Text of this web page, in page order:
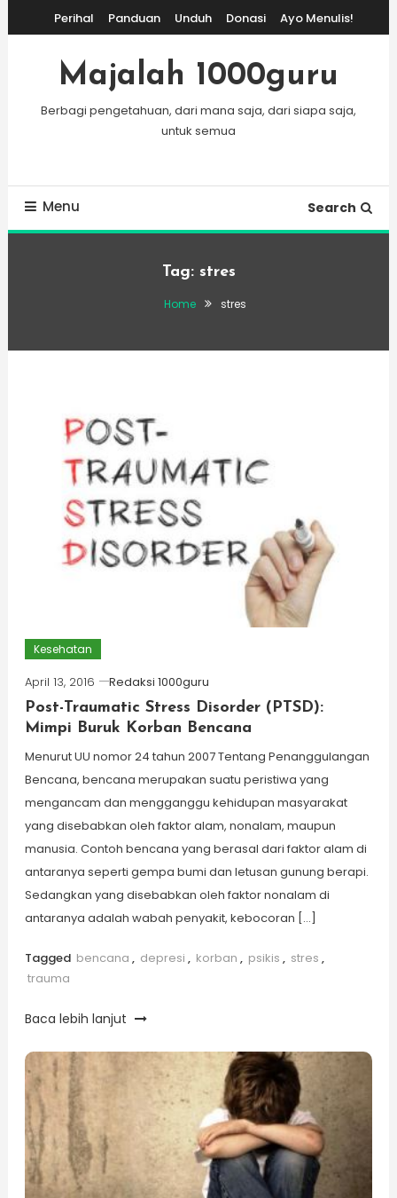
To
Content
Perihal Panduan Unduh Donasi Ayo Menulis!
Majalah 1000guru
Berbagi pengetahuan, dari mana saja, dari siapa saja,
untuk semua
Menu Search
Tag: stres
Home stres
Kesehatan
April 13, 2016
Redaksi 1000guru
Post-Traumatic Stress Disorder (PTSD):
Mimpi Buruk Korban Bencana
Menurut UU nomor 24 tahun 2007 Tentang Penanggulangan
Bencana, bencana merupakan suatu peristiwa yang
mengancam dan mengganggu kehidupan masyarakat
yang disebabkan oleh faktor alam, nonalam, maupun
manusia. Contoh bencana yang berasal dari faktor alam di
antaranya seperti gempa bumi dan letusan gunung berapi.
Sedangkan yang disebabkan oleh faktor nonalam di
antaranya adalah wabah penyakit, kebocoran […]
Tagged bencana , depresi , korban , psikis , stres ,
trauma
Baca lebih lanjut